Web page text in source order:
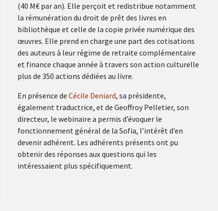
(40 M€ par an). Elle perçoit et redistribue notamment
la rémunération du droit de prêt des livres en
bibliothèque et celle de la copie privée numérique des
œuvres. Elle prend en charge une part des cotisations
des auteurs à leur régime de retraite complémentaire
et finance chaque année à travers son action culturelle
plus de 350 actions dédiées au livre.
En présence de Cécile Deniard, sa présidente,
également traductrice, et de Geoffroy Pelletier, son
directeur, le webinaire a permis d’évoquer le
fonctionnement général de la Sofia, l’intérêt d’en
devenir adhérent. Les adhérents présents ont pu
obtenir des réponses aux questions qui les
intéressaient plus spécifiquement.